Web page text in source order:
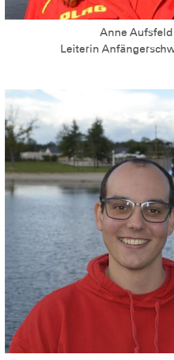
Anne Aufsfeld
Leiterin